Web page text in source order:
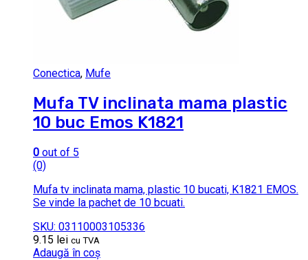
Conectica, Mufe
Mufa TV inclinata mama plastic
10 buc Emos K1821
0 out of 5
(0)
Mufa tv inclinata mama, plastic 10 bucati, K1821 EMOS.
Se vinde la pachet de 10 bcuati.
SKU: 03110003105336
9.15 lei cu TVA
Adaugă în coș